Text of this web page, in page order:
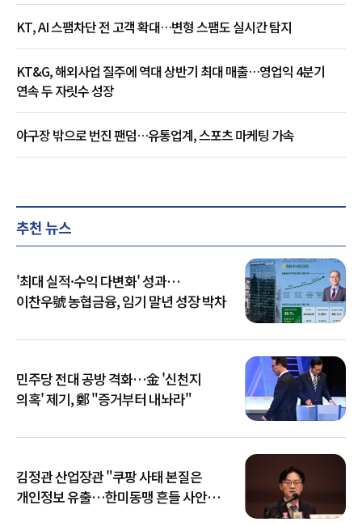
KT, AI 스팸차단 전 고객 확대…변형 스팸도 실시간 탐지
KT&G, 해외사업 질주에 역대 상반기 최대 매출…영업익 4분기
연속 두 자릿수 성장
야구장 밖으로 번진 팬덤…유통업계, 스포츠 마케팅 가속
추천 뉴스
'최대 실적·수익 다변화' 성과…
이찬우號 농협금융, 임기 말년 성장 박차
민주당 전대 공방 격화…金 '신천지
의혹' 제기, 鄭 "증거부터 내놔라"
김정관 산업장관 "쿠팡 사태 본질은
개인정보 유출…한미동맹 흔들 사안